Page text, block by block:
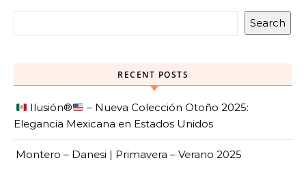
Search
RECENT POSTS
Ilusión®️
– Nueva Colección Otoño 2025:
Elegancia Mexicana en Estados Unidos
Montero – Danesi | Primavera – Verano 2025